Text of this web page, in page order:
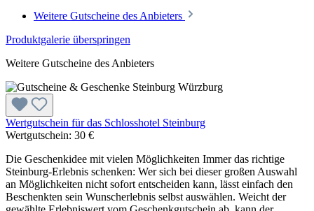
Weitere Gutscheine des Anbieters
Produktgalerie überspringen
Weitere Gutscheine des Anbieters
Wertgutschein für das Schlosshotel Steinburg
Wertgutschein: 30 €
Die Geschenkidee mit vielen Möglichkeiten Immer das richtige
Steinburg-Erlebnis schenken: Wer sich bei dieser großen Auswahl
an Möglichkeiten nicht sofort entscheiden kann, lässt einfach den
Beschenkten sein Wunscherlebnis selbst auswählen. Weicht der